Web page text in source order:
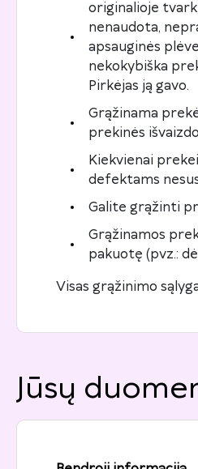
originalioje
nenaudota,
apsauginės
nekokybiška
Pirkėjas ją gavo.
Grąžinama
prekinės
Kiekvienai
defektams
Galite grąžinti
Grąžinamos
pakuotę (pvz.:
Visas grąžinimo
Jūsų